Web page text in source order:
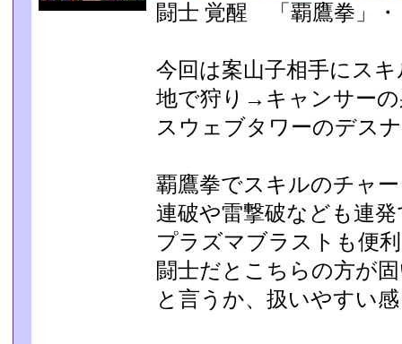
闘士 覚醒 「覇鷹拳」・
今回は案山子相手にス
地で狩り→キャンサー
スウェブタワーのデス
覇鷹拳でスキルのチャ
連破や雷撃破なども連
プラズマブラストも便
闘士だとこちらの方が
と言うか、扱いやすい